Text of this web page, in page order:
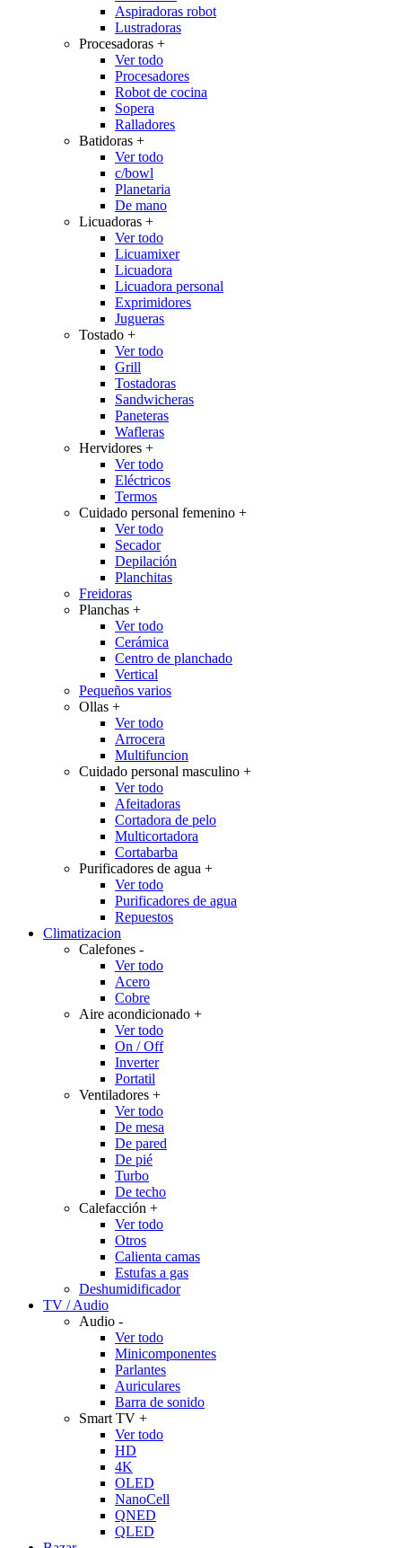
Aspiradoras robot
Lustradoras
Procesadoras +
Ver todo
Procesadores
Robot de cocina
Sopera
Ralladores
Batidoras +
Ver todo
c/bowl
Planetaria
De mano
Licuadoras +
Ver todo
Licuamixer
Licuadora
Licuadora personal
Exprimidores
Jugueras
Tostado +
Ver todo
Grill
Tostadoras
Sandwicheras
Paneteras
Wafleras
Hervidores +
Ver todo
Eléctricos
Termos
Cuidado personal femenino +
Ver todo
Secador
Depilación
Planchitas
Freidoras
Planchas +
Ver todo
Cerámica
Centro de planchado
Vertical
Pequeños varios
Ollas +
Ver todo
Arrocera
Multifuncion
Cuidado personal masculino +
Ver todo
Afeitadoras
Cortadora de pelo
Multicortadora
Cortabarba
Purificadores de agua +
Ver todo
Purificadores de agua
Repuestos
Climatizacion
Calefones -
Ver todo
Acero
Cobre
Aire acondicionado +
Ver todo
On / Off
Inverter
Portatil
Ventiladores +
Ver todo
De mesa
De pared
De pié
Turbo
De techo
Calefacción +
Ver todo
Otros
Calienta camas
Estufas a gas
Deshumidificador
TV / Audio
Audio -
Ver todo
Minicomponentes
Parlantes
Auriculares
Barra de sonido
Smart TV +
Ver todo
HD
4K
OLED
NanoCell
QNED
QLED